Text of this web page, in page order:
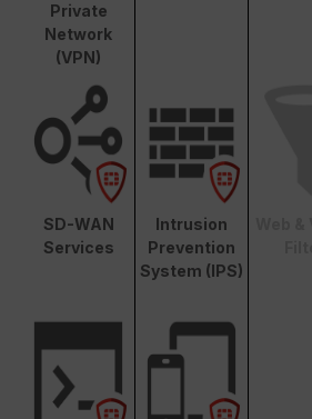
Private
Network
(VPN)
SD-WAN
Services
Intrusion
Prevention
System (IPS)